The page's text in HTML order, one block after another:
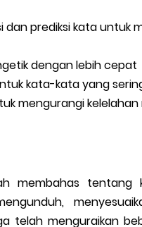
prediksi kata untuk
dengan lebih cepat
kata-kata yang
mengurangi
membahas tentang
telah menguraikan